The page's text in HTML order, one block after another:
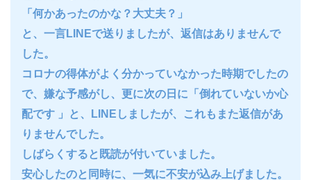
「何かあったのかな？大丈夫？」
と、一言LINEで送りましたが、返信はありませんで
した。
コロナの得体がよく分かっていなかった時期でしたの
で、嫌な予感がし、更に次の日に「倒れていないか心
配です 」と、LINEしましたが、これもまた返信があ
りませんでした。
しばらくすると既読が付いていました。
安心したのと同時に、一気に不安が込み上げました。